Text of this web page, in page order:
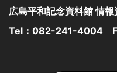
広島平和記念資料館 情報
Tel： 082-241-4004